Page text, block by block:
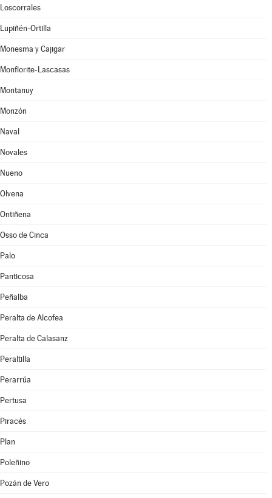
Loscorrales
Lupiñén-Ortilla
Monesma y Cajigar
Monflorite-Lascasas
Montanuy
Monzón
Naval
Novales
Nueno
Olvena
Ontiñena
Osso de Cinca
Palo
Panticosa
Peñalba
Peralta de Alcofea
Peralta de Calasanz
Peraltilla
Perarrúa
Pertusa
Piracés
Plan
Poleñino
Pozán de Vero